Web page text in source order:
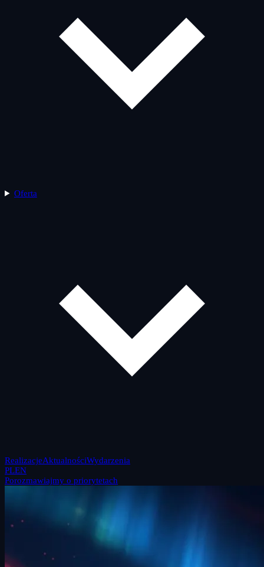
Oferta
RealizacjeAktualnościWydarzenia
PLEN
Porozmawiajmy o priorytetach